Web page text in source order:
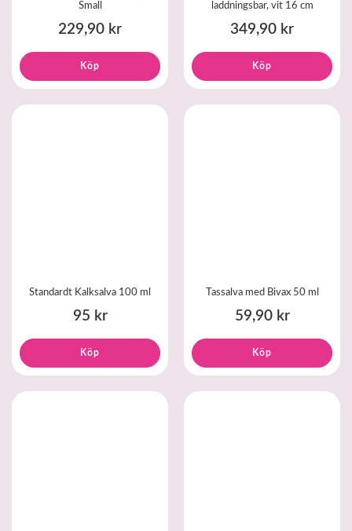
Small
229,90 kr
Köp
laddningsbar, vit 16 cm
349,90 kr
Köp
Standardt Kalksalva 100 ml
95 kr
Köp
Tassalva med Bivax 50 ml
59,90 kr
Köp